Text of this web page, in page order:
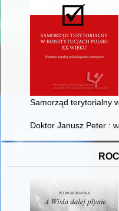
Samorząd terytorialny
Doktor Janusz Peter :